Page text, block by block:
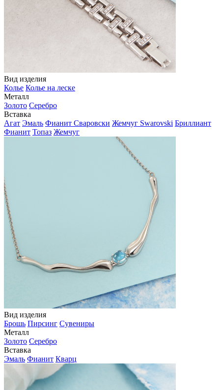
Вид изделия
Колье Колье на леске
Металл
Золото Серебро
Вставка
Агат Эмаль Фианит Сваровски Жемчуг Swarovski Бриллиант
Фианит Топаз Жемчуг
Вид изделия
Брошь Пирсинг Сувениры
Металл
Золото Серебро
Вставка
Эмаль Фианит Кварц